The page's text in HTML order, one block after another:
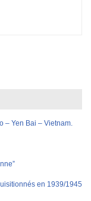
– Yen Bai – Vietnam.
en 1939/1945